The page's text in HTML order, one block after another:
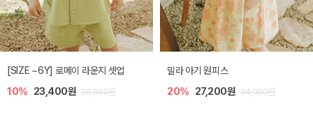
엘리오 아기 블라우스
20% 21,600원 27,000원
엘로디 니트 아기 뷔스티에
20% 21,600원 27,000원